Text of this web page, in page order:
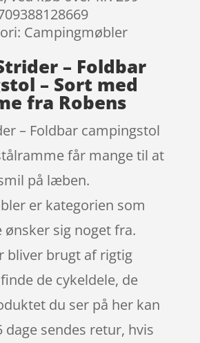
Campingmøbler
– Foldbar
– Sort med
fra Robens
– Foldbar campingstol
får mange til at
på læben.
er kategorien som
ønsker sig noget fra.
bliver brugt af rigtig
de cykeldele, de
du ser på her kan
dage sendes retur, hvis